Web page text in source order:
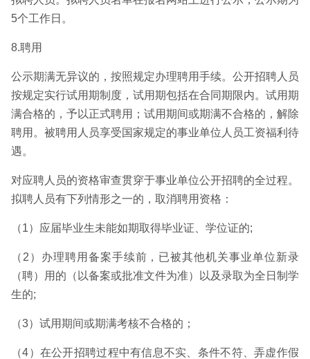
5个工作日。
8.聘用
公示期满无异议的，按照规定办理聘用手续。公开招聘人员
按规定实行试用期制度，试用期包括在合同期限内。试用期
满合格的，予以正式聘用；试用期间或期满不合格的，解除
聘用。被聘用人员享受国家规定的事业单位人员工资福利待
遇。
对应聘人员的资格审查贯穿于事业单位公开招聘的全过程。
拟聘人员有下列情形之一的，取消聘用资格：
（1）应届毕业生未能如期取得毕业证、学位证的;
（2）办理聘用备案手续前，已被其他机关事业单位新录
（聘）用的（以备案或批准文件为准）以及录取为全日制学
生的;
（3）试用期间或期满考核不合格的；
（4）在公开招聘过程中有信息不实、条件不符、弄虚作假